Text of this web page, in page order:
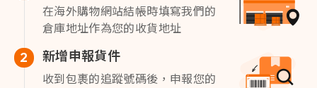
在海外購物網站結帳時填寫我們的
倉庫地址作為您的收貨地址
2 新增申報貨件
收到包裹的追蹤號碼後，申報您的